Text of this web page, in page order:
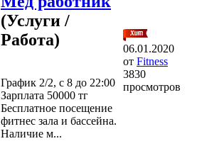
(Услуги /
Работа)
График 2/2, с 8 до 22:00
Зарплата 50000 тг
Бесплатное посещение
фитнес зала и бассейна.
Наличие м...
06.01.2020
от Fitness
3830
просмотров